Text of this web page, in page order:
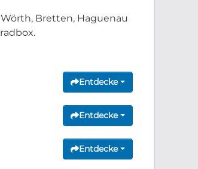
Bretten, Haguenau
Entdecke
Entdecke
Entdecke